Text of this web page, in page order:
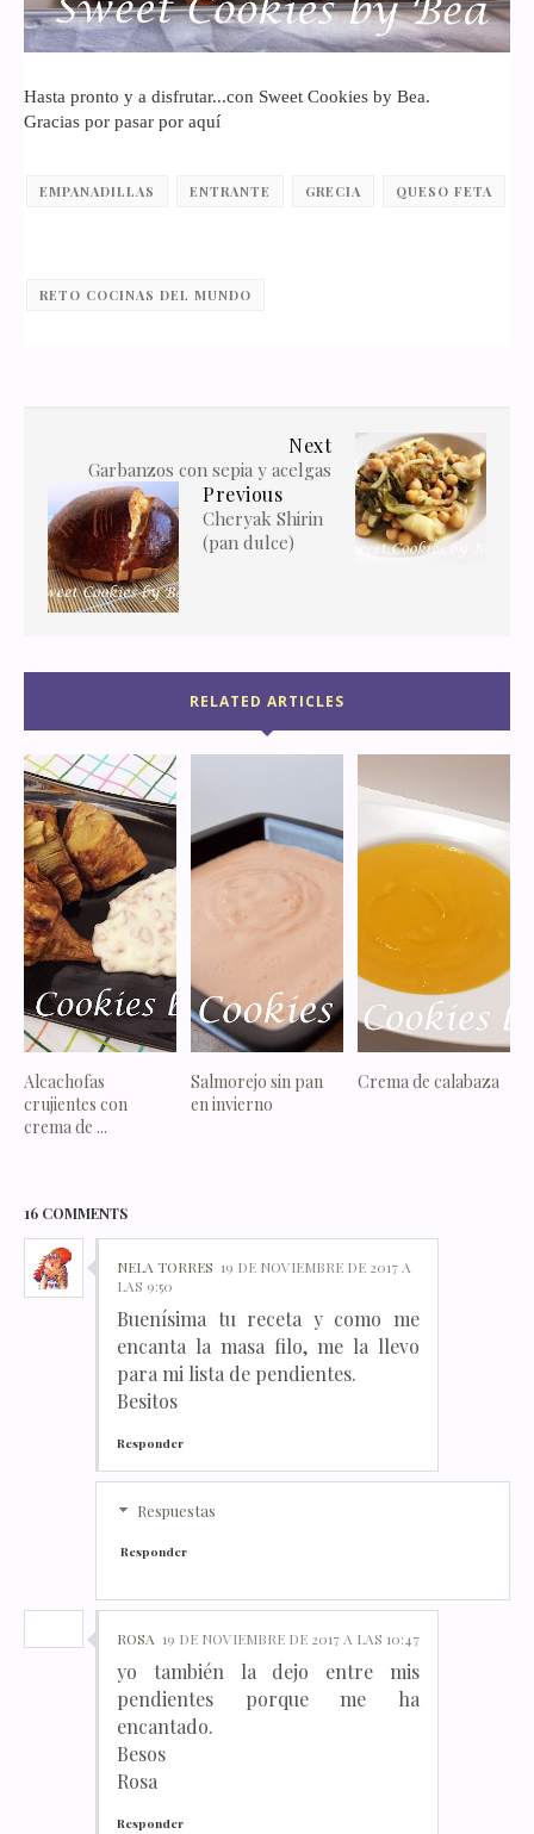
Hasta pronto y a disfrutar...con Sweet Cookies by Bea.
Gracias por pasar por aquí
EMPANADILLAS ENTRANTE GRECIA QUESO FETA
RETO COCINAS DEL MUNDO
Next
Garbanzos con sepia y acelgas
Previous
Cheryak Shirin
(pan dulce)
RELATED ARTICLES
Alcachofas
crujientes con
crema de ...
Salmorejo sin pan
en invierno
Crema de calabaza
16 COMMENTS
NELA TORRES 19 DE NOVIEMBRE DE 2017 A
LAS 9:50
Buenísima tu receta y como me
encanta la masa filo, me la llevo
para mi lista de pendientes.
Besitos
Responder
Respuestas
Responder
ROSA 19 DE NOVIEMBRE DE 2017 A LAS 10:47
yo también la dejo entre mis
pendientes porque me ha
encantado.
Besos
Rosa
Responder